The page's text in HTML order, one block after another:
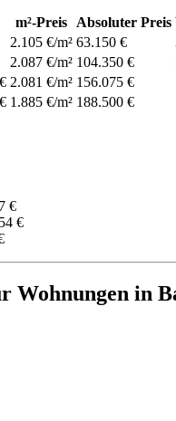
m²-Preis Absoluter Preis
2.105 €/m² 63.150 €
2.087 €/m² 104.350 €
2.081 €/m² 156.075 €
1.885 €/m² 188.500 €
€
€
Wohnungen in